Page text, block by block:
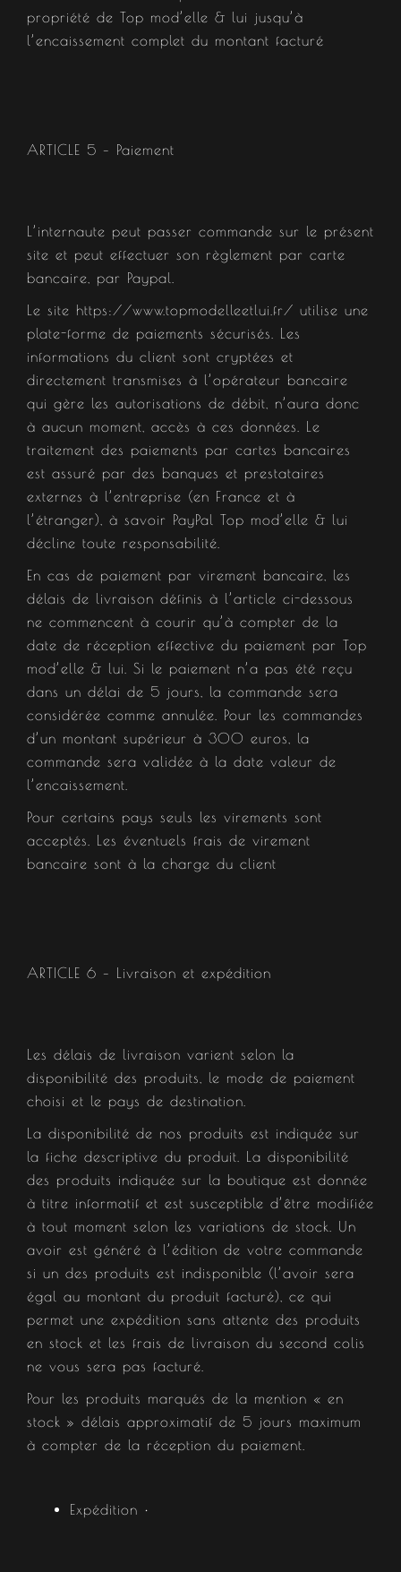
propriété de Top mod’elle & lui jusqu’à
l’encaissement complet du montant facturé
ARTICLE 5 – Paiement​
L’internaute peut passer commande sur le présent
site et peut effectuer son règlement par carte
bancaire, par Paypal.
Le site https://www.topmodelleetlui.fr/ utilise une
plate-forme de paiements sécurisés. Les
informations du client sont cryptées et
directement transmises à l’opérateur bancaire
qui gère les autorisations de débit, n’aura donc
à aucun moment, accès à ces données. Le
traitement des paiements par cartes bancaires
est assuré par des banques et prestataires
externes à l’entreprise (en France et à
l’étranger), à savoir PayPal Top mod’elle & lui
décline toute responsabilité.
En cas de paiement par virement bancaire, les
délais de livraison définis à l’article ci-dessous
ne commencent à courir qu’à compter de la
date de réception effective du paiement par Top
mod’elle & lui. Si le paiement n’a pas été reçu
dans un délai de 5 jours, la commande sera
considérée comme annulée. Pour les commandes
d’un montant supérieur à 300 euros, la
commande sera validée à la date valeur de
l’encaissement.
Pour certains pays seuls les virements sont
acceptés. Les éventuels frais de virement
bancaire sont à la charge du client
ARTICLE 6 – Livraison et expédition​
Les délais de livraison varient selon la
disponibilité des produits, le mode de paiement
choisi et le pays de destination.
La disponibilité de nos produits est indiquée sur
la fiche descriptive du produit. La disponibilité
des produits indiquée sur la boutique est donnée
à titre informatif et est susceptible d’être modifiée
à tout moment selon les variations de stock. Un
avoir est généré à l’édition de votre commande
si un des produits est indisponible (l’avoir sera
égal au montant du produit facturé), ce qui
permet une expédition sans attente des produits
en stock et les frais de livraison du second colis
ne vous sera pas facturé.
Pour les produits marqués de la mention « en
stock » délais approximatif de 5 jours maximum
à compter de la réception du paiement.
Expédition •